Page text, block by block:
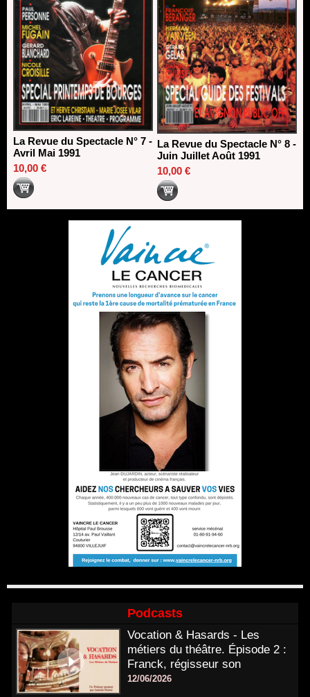
La Revue du Spectacle N° 7 -
Avril Mai 1991
10,00 €
La Revue du Spectacle N° 8 -
Juin Juillet Août 1991
10,00 €
Podcasts
Vocation & Hasards - Les
métiers du théâtre. Épisode 2 :
Franck, régisseur son
12/06/2026